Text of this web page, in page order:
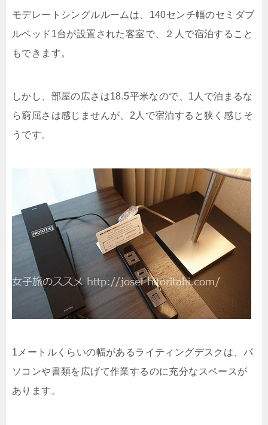
モデレートシングルルームは、140センチ幅のセミダブ
ルベッド1台が設置された客室で、２人で宿泊すること
もできます。
しかし、部屋の広さは18.5平米なので、1人で泊まるな
ら窮屈さは感じませんが、2人で宿泊すると狭く感じそ
うです。
1メートルくらいの幅があるライティングデスクは、パ
ソコンや書類を広げて作業するのに充分なスペースが
あります。